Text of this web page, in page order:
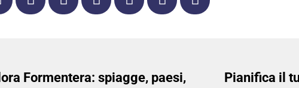
Formentera: spiagge, paesi,
Pianifica il